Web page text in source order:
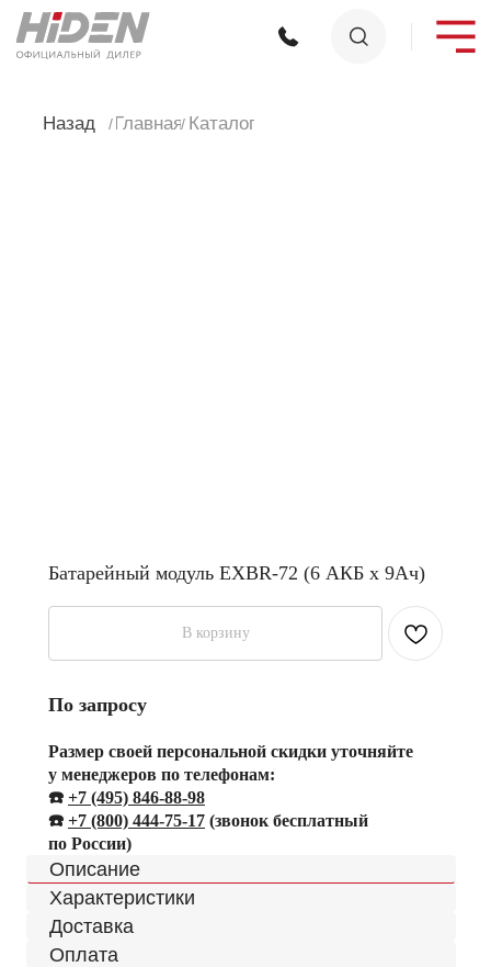
Батарейный модуль EXBR-72 (6 АКБ х 9Ач)
В корзину
По запросу
Размер своей персональной скидки уточняйте
у менеджеров по телефонам:
☎️ +7 (495) 846-88-98
☎️ +7 (800) 444-75-17 (звонок бесплатный
по России)
Описание
Характеристики
Доставка
Оплата